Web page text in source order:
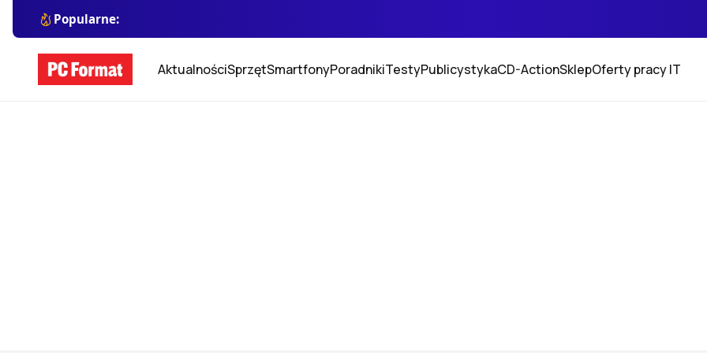
Popularne:
AktualnościSprzętSmartfonyPoradnikiTestyPublicystykaCD-ActionSklepOferty pracy IT